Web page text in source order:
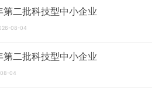
二批科技型中小企业
08-04
二批科技型中小企业
08-04